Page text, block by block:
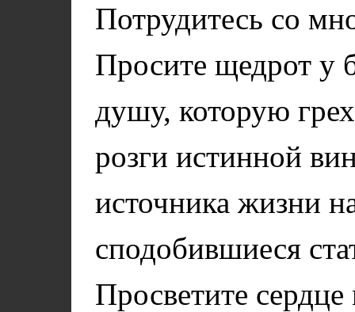
Потрудитесь со
Просите щедрот у
душу, которую
розги истинной
источника жизни
сподобившиеся
Просветите